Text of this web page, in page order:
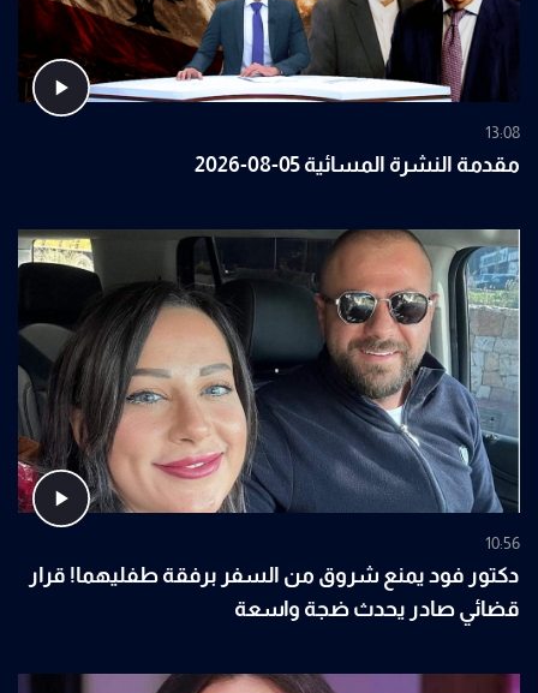
13:08
مقدمة النشرة المسائية 05-08-2026
10:56
دكتور فود يمنع شروق من السفر برفقة طفليهما! قرار
قضائي صادر يحدث ضجة واسعة